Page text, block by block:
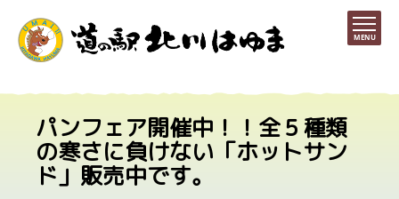
MENU
パンフェア開催中！！全５種類
の寒さに負けない「ホットサン
ド」販売中です。